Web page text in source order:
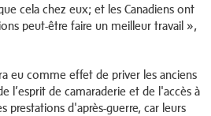
cela chez eux; et les Canadiens ont
peut-être faire un meilleur travail »,
eu comme effet de priver les anciens
l’esprit de camaraderie et de l'accès à
prestations d'après-guerre, car leurs